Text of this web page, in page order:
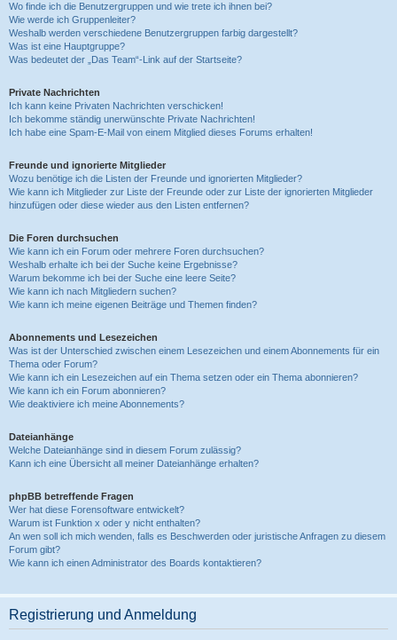
Wo finde ich die Benutzergruppen und wie trete ich ihnen bei?
Wie werde ich Gruppenleiter?
Weshalb werden verschiedene Benutzergruppen farbig dargestellt?
Was ist eine Hauptgruppe?
Was bedeutet der „Das Team“-Link auf der Startseite?
Private Nachrichten
Ich kann keine Privaten Nachrichten verschicken!
Ich bekomme ständig unerwünschte Private Nachrichten!
Ich habe eine Spam-E-Mail von einem Mitglied dieses Forums erhalten!
Freunde und ignorierte Mitglieder
Wozu benötige ich die Listen der Freunde und ignorierten Mitglieder?
Wie kann ich Mitglieder zur Liste der Freunde oder zur Liste der ignorierten Mitglieder
hinzufügen oder diese wieder aus den Listen entfernen?
Die Foren durchsuchen
Wie kann ich ein Forum oder mehrere Foren durchsuchen?
Weshalb erhalte ich bei der Suche keine Ergebnisse?
Warum bekomme ich bei der Suche eine leere Seite?
Wie kann ich nach Mitgliedern suchen?
Wie kann ich meine eigenen Beiträge und Themen finden?
Abonnements und Lesezeichen
Was ist der Unterschied zwischen einem Lesezeichen und einem Abonnements für ein
Thema oder Forum?
Wie kann ich ein Lesezeichen auf ein Thema setzen oder ein Thema abonnieren?
Wie kann ich ein Forum abonnieren?
Wie deaktiviere ich meine Abonnements?
Dateianhänge
Welche Dateianhänge sind in diesem Forum zulässig?
Kann ich eine Übersicht all meiner Dateianhänge erhalten?
phpBB betreffende Fragen
Wer hat diese Forensoftware entwickelt?
Warum ist Funktion x oder y nicht enthalten?
An wen soll ich mich wenden, falls es Beschwerden oder juristische Anfragen zu diesem
Forum gibt?
Wie kann ich einen Administrator des Boards kontaktieren?
Registrierung und Anmeldung